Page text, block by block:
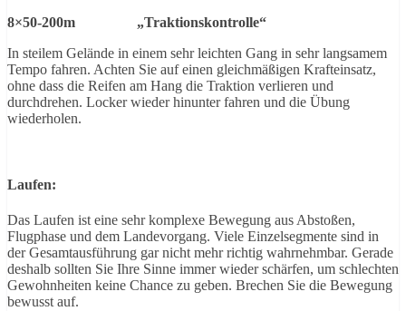
8×50-200m „Traktionskontrolle“
In steilem Gelände in einem sehr leichten Gang in sehr langsamem
Tempo fahren. Achten Sie auf einen gleichmäßigen Krafteinsatz,
ohne dass die Reifen am Hang die Traktion verlieren und
durchdrehen. Locker wieder hinunter fahren und die Übung
wiederholen.
Laufen:
Das Laufen ist eine sehr komplexe Bewegung aus Abstoßen,
Flugphase und dem Landevorgang. Viele Einzelsegmente sind in
der Gesamtausführung gar nicht mehr richtig wahrnehmbar. Gerade
deshalb sollten Sie Ihre Sinne immer wieder schärfen, um schlechten
Gewohnheiten keine Chance zu geben. Brechen Sie die Bewegung
bewusst auf.